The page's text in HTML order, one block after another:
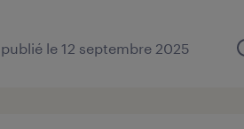
publié le 12 septembre 2025